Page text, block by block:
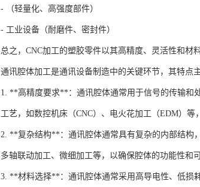
- （轻量化、高强度部件）
- 工业设备（耐磨件、密封件）
总之，CNC加工的塑胶零件以其高精度、灵活性和材
通讯腔体加工是通讯设备制造中的关键环节，其特点
1. **高精度要求**：通讯腔体通常用于信号的传输和
工艺，如数控机床（CNC）、电火花加工（EDM）
2. **复杂结构**：通讯腔体通常具有复杂的内部结构
多轴联动加工、微细加工等，以确保腔体的功能性和可
3. **材料选择**：通讯腔体通常采用高导电性、低损